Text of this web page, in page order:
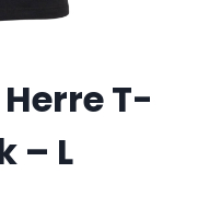
T-
– L